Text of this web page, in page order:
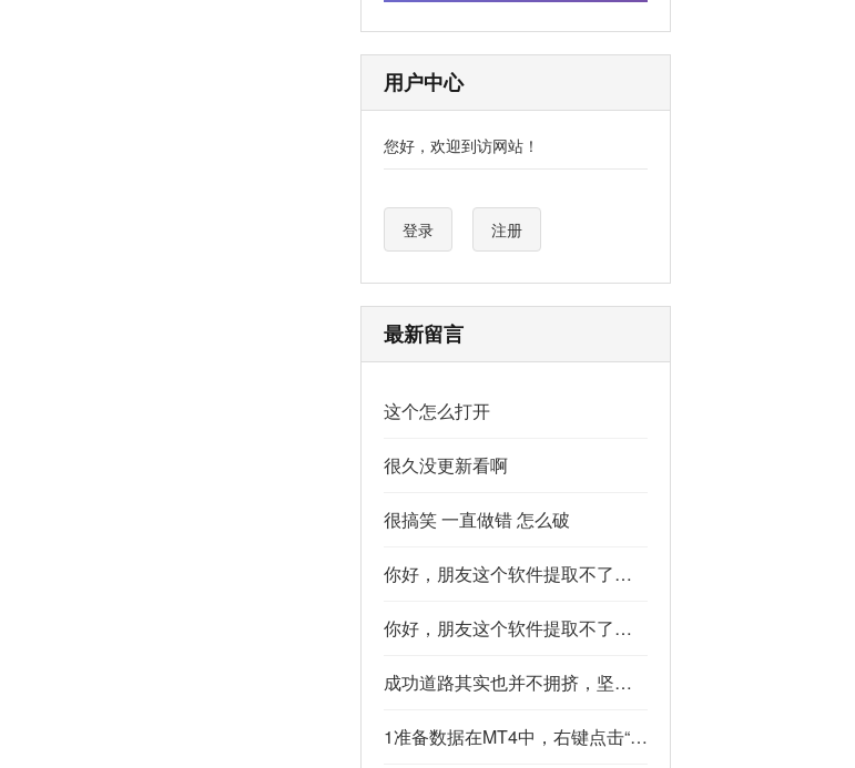
用户中心
您好，欢迎到访网站！
登录 注册
最新留言
这个怎么打开
很久没更新看啊
很搞笑 一直做错 怎么破
你好，朋友这个软件提取不了如果你看到了，能不能把这个纯净版的发我邮箱里不
你好，朋友这个软件提取不了如果你看到了，能不能把这个纯净版的发我邮箱里不
成功道路其实也并不拥挤，坚持下去的人，少之又少,说的真好
1准备数据在MT4中，右键点击“账户历史” → 选择“保存为详细户口结单” → 保存为一个HTML文件。用Excel打开这个HTML文件，或者打开它并复制全部内容，粘贴到一个空白Excel工作表中。2使用你的.xlsm文件打开你已经保存好的“MT4报表合并神器.xlsm”文件。将上一步中未处理的两行数据，复制并粘贴到这个.xlsm文件的第一个工作表中。3运行宏在Excel中，按快捷键 Alt + F8 打开“宏”对话框。选择名为 MergeMT4Statement_Ultimate 的宏，然后点击“执行”或“运行”。4完成宏运行后，你会发现原本错位成两行的数据，已经自动合并成一行了。